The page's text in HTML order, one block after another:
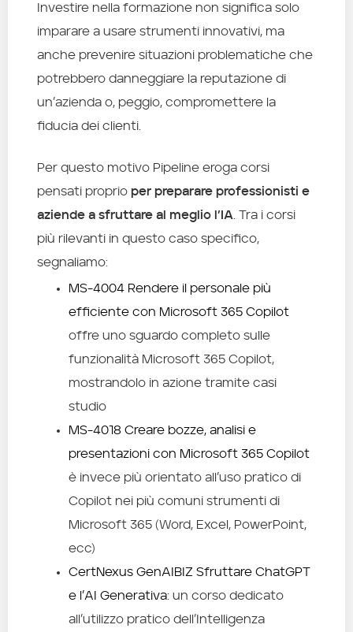
Investire nella formazione non significa solo
imparare a usare strumenti innovativi, ma
anche prevenire situazioni problematiche che
potrebbero danneggiare la reputazione di
un’azienda o, peggio, compromettere la
fiducia dei clienti.
Per questo motivo Pipeline eroga corsi
pensati proprio per preparare professionisti e
aziende a sfruttare al meglio l’IA . Tra i corsi
più rilevanti in questo caso specifico,
segnaliamo:
MS-4004 Rendere il personale più
efficiente con Microsoft 365 Copilot
offre uno sguardo completo sulle
funzionalità Microsoft 365 Copilot,
mostrandolo in azione tramite casi
studio
MS-4018 Creare bozze, analisi e
presentazioni con Microsoft 365 Copilot
è invece più orientato all’uso pratico di
Copilot nei più comuni strumenti di
Microsoft 365 (Word, Excel, PowerPoint,
ecc)
CertNexus GenAIBIZ Sfruttare ChatGPT
e l’AI Generativa: un corso dedicato
all’utilizzo pratico dell’Intelligenza